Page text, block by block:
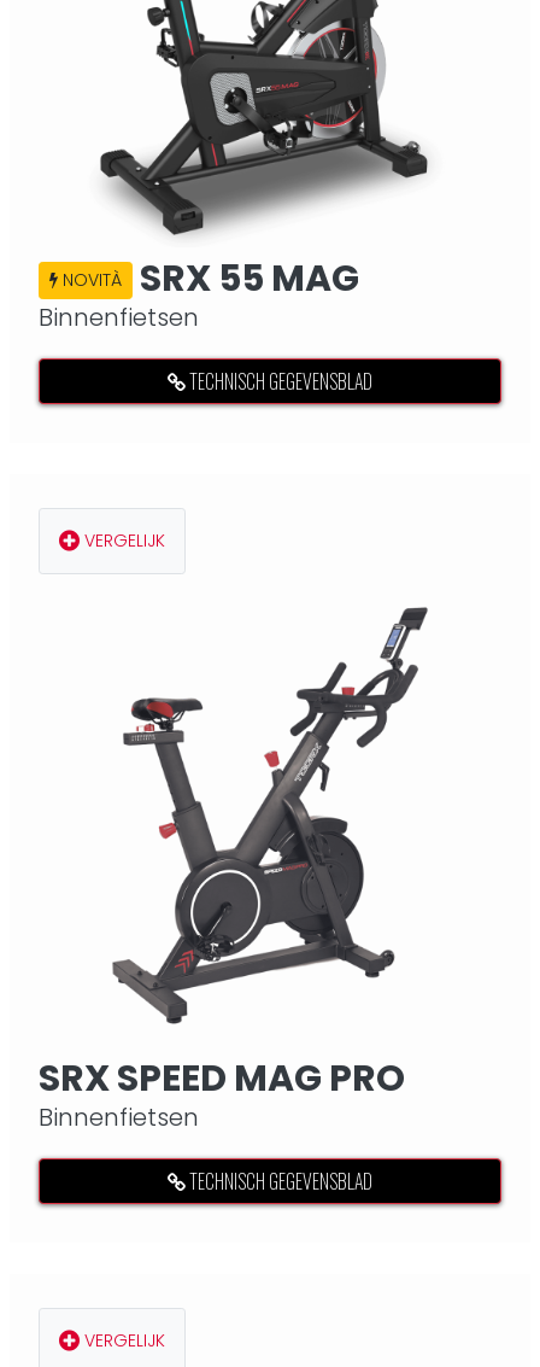
NOVITÀ SRX 55 MAG
Binnenfietsen
TECHNISCH GEGEVENSBLAD
VERGELIJK
SRX SPEED MAG PRO
Binnenfietsen
TECHNISCH GEGEVENSBLAD
VERGELIJK